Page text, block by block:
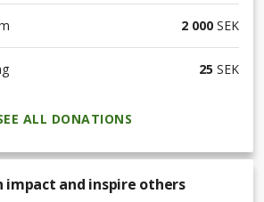
2 000 SEK
25 SEK
ALL DONATIONS
impact and inspire others